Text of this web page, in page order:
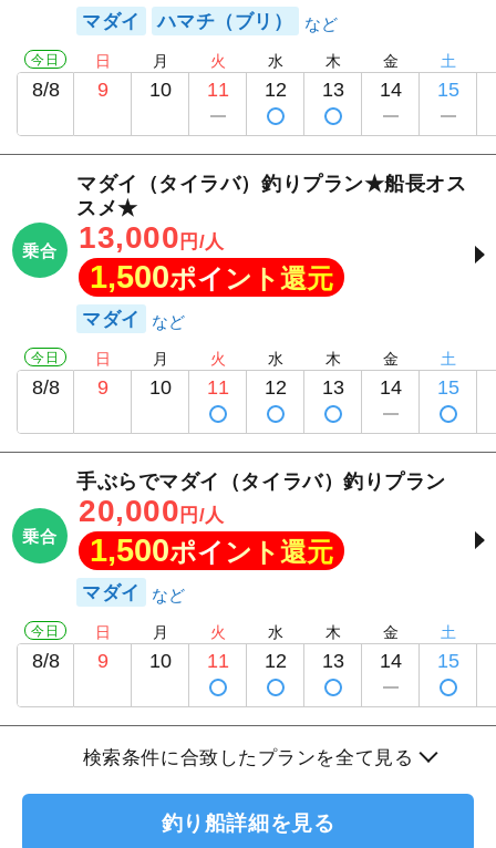
マダイ ハマチ（ブリ）
今日
8/8
日
9
月
10
火
11
水
12
木
13
金
14
土
15
乗合
マダイ（タイラバ）釣りプラン★船長オス
スメ★
13,000 円/人
1,500ポイント還元
マダイ
今日
8/8
日
9
月
10
火
11
水
12
木
13
金
14
土
15
乗合
手ぶらでマダイ（タイラバ）釣りプラン
20,000 円/人
1,500ポイント還元
マダイ
今日
8/8
日
9
月
10
火
11
水
12
木
13
金
14
土
15
検索条件に合致したプランを全て見る
釣り船詳細を見る